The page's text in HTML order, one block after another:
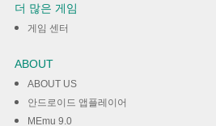
더 많은 게임
게임 센터
ABOUT
ABOUT US
안드로이드 앱플레이어
MEmu 9.0